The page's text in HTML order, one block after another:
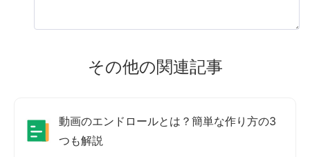
その他の関連記事
動画のエンドロールとは？簡単な作り方の3
つも解説